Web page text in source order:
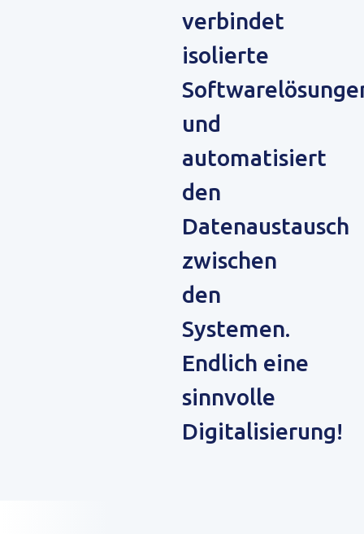
verbindet
isolierte
und
automatisiert
den
Datenaustausch
zwischen
den
Systemen.
Endlich eine
sinnvolle
Digitalisierung!